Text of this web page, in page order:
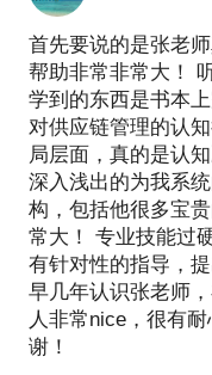
首先要说的是张老
帮助非常非常大！
学到的东西是书本
对供应链管理的认
局层面，真的是认
深入浅出的为我系
构，包括他很多宝
常大！ 专业技能过
有针对性的指导，
早几年认识张老师
人非常nice，很有
谢！